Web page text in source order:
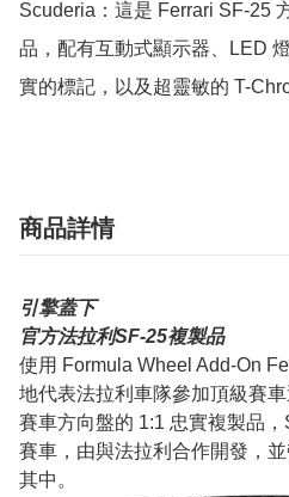
Scuderia：這是 Ferrari SF-25
品，配有互動式顯示器、LED
實的標記，以及超靈敏的 T-
商品詳情
引擎蓋下
官方法拉利SF-25複製品
使用 Formula Wheel Add-On
地代表法拉利車隊參加頂級賽
賽車方向盤的 1:1 忠實複製品
賽車，由與法拉利合作開發，
其中。